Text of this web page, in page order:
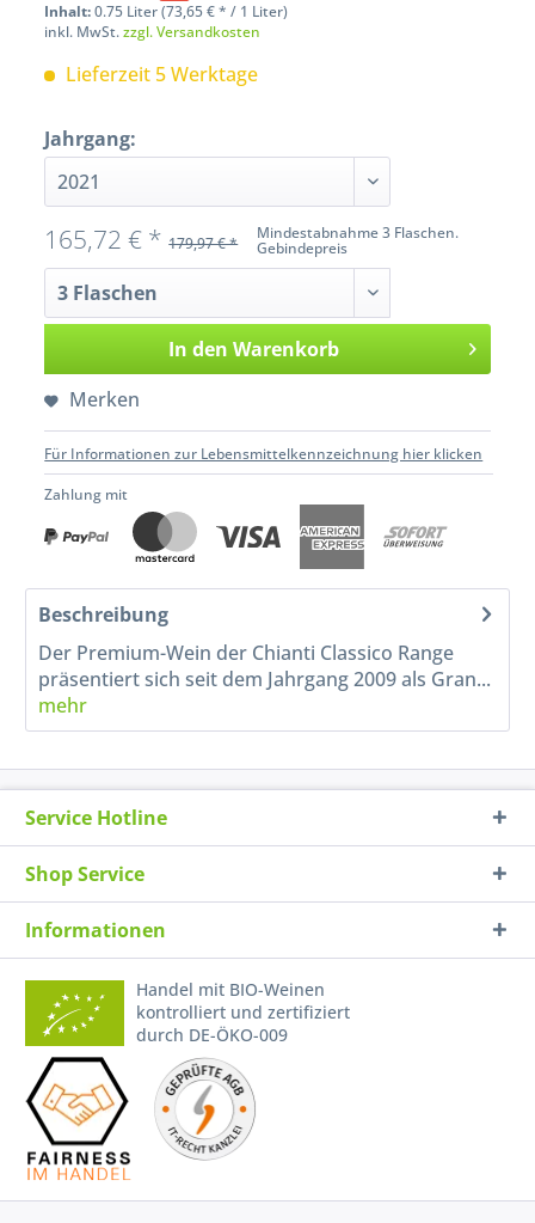
Inhalt:0.75 Liter (73,65 € * / 1 Liter)
inkl. MwSt.zzgl. Versandkosten
Lieferzeit 5 Werktage
Jahrgang:
Mindestabnahme 3 Flaschen.
Gebindepreis
165,72 € * 179,97 € *
In den Warenkorb
Merken
Für Informationen zur Lebensmittelkennzeichnung hier klicken
Zahlung mit
Beschreibung
Der Premium-Wein der Chianti Classico Range
präsentiert sich seit dem Jahrgang 2009 als Gran...
mehr
Service Hotline
Shop Service
Informationen
Handel mit BIO-Weinen
kontrolliert und zertifiziert
durch DE-ÖKO-009